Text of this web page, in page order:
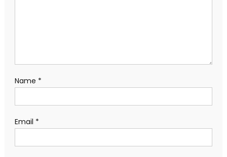
Name *
Email *